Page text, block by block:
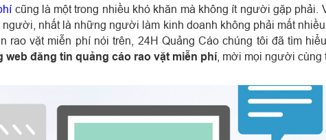
cũng là một trong nhiều khó khăn mà không ít người gặp phải.
người, nhất là những người làm kinh doanh không phải mất
rao vặt miễn phí nói trên, 24H Quảng Cáo chúng tôi đã tìm
web đăng tin quảng cáo rao vặt miễn phí, mời mọi người cùng